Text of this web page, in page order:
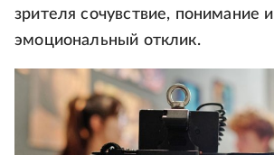
зрителя сочувствие, понимание и
эмоциональный отклик.